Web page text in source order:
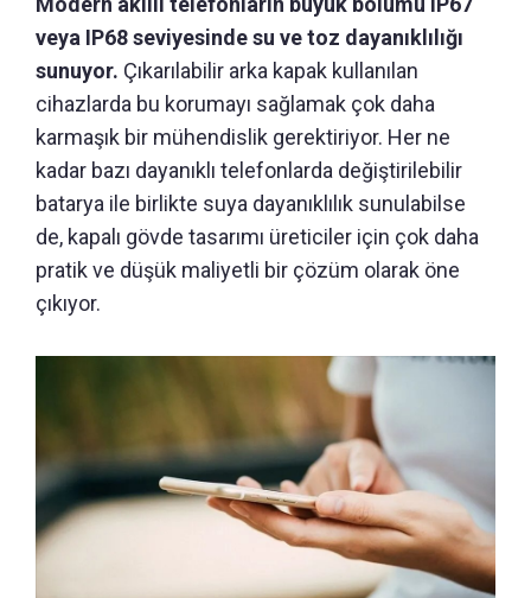
veya IP68 seviyesinde su ve toz dayanıklılığı
sunuyor. Çıkarılabilir arka kapak kullanılan
cihazlarda bu korumayı sağlamak çok daha
karmaşık bir mühendislik gerektiriyor. Her ne
kadar bazı dayanıklı telefonlarda değiştirilebilir
batarya ile birlikte suya dayanıklılık sunulabilse
de, kapalı gövde tasarımı üreticiler için çok daha
pratik ve düşük maliyetli bir çözüm olarak öne
çıkıyor.